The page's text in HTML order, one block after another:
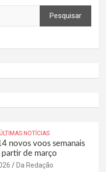
Pesquisar
NOTÍCIAS
novos voos semanais
partir de março
Da Redação